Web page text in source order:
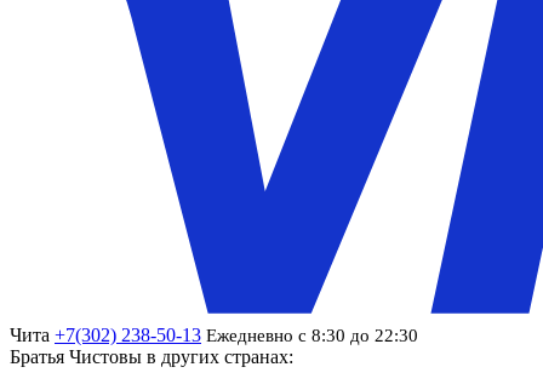
Чита +7(302) 238-50-13 Ежедневно с 8:30 до 22:30
Братья Чистовы в других странах: